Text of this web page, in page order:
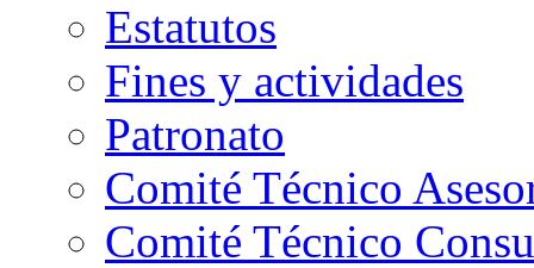
Estatutos
Fines y actividades
Patronato
Comité Técnico
Comité Técnico